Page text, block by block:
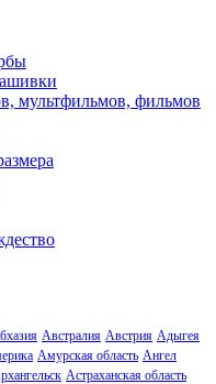
мультфильмов, фильмов
Австралия Австрия Адыгея
Амурская область Ангел
Астраханская область